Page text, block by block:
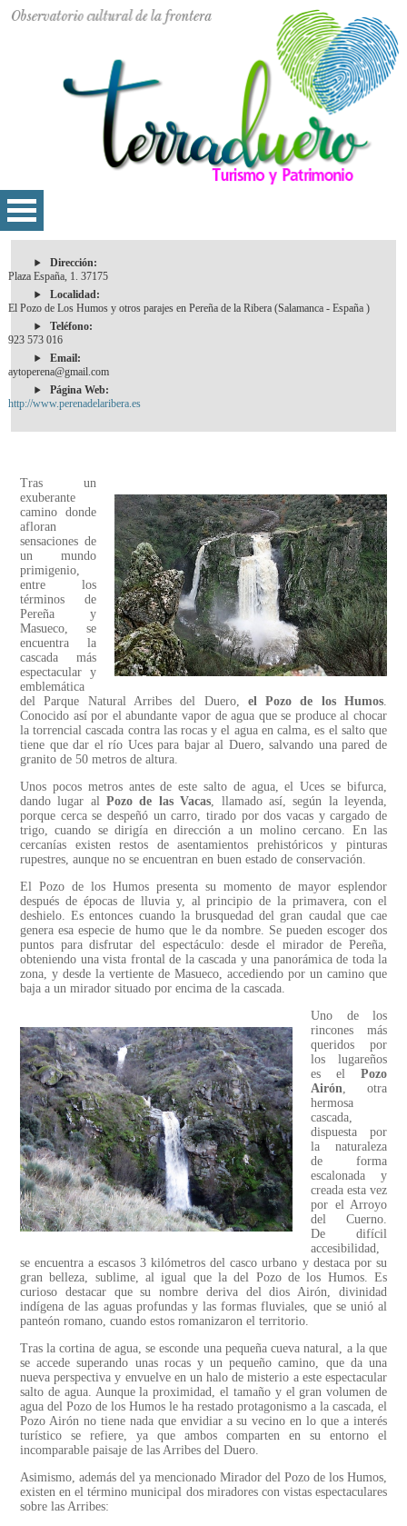
Dirección:
Plaza España, 1. 37175
Localidad:
El Pozo de Los Humos y otros parajes en Pereña de la Ribera (Salamanca - España )
Teléfono:
923 573 016
Email:
aytoperena@gmail.com
Página Web:
http://www.perenadelaribera.es
Tras un
exuberante
camino donde
afloran
sensaciones de
un mundo
primigenio,
entre los
términos de
Pereña y
Masueco, se
encuentra la
cascada más
espectacular y
emblemática
del Parque Natural Arribes del Duero, el Pozo de los Humos.
Conocido así por el abundante vapor de agua que se produce al chocar
la torrencial cascada contra las rocas y el agua en calma, es el salto que
tiene que dar el río Uces para bajar al Duero, salvando una pared de
granito de 50 metros de altura.
Unos pocos metros antes de este salto de agua, el Uces se bifurca,
dando lugar alPozo de las Vacas, llamado así, según la leyenda,
porque cerca se despeñó un carro, tirado por dos vacas y cargado de
trigo, cuando se dirigía en dirección a un molino cercano. En las
cercanías existen restos de asentamientos prehistóricos y pinturas
rupestres, aunque no se encuentran en buen estado de conservación.
El Pozo de los Humos presenta su momento de mayor esplendor
después de épocas de lluvia y, al principio de la primavera, con el
deshielo. Es entonces cuando la brusquedad del gran caudal que cae
genera esa especie de humo que le da nombre. Se pueden escoger dos
puntos para disfrutar del espectáculo: desde el mirador de Pereña,
obteniendo una vista frontal de la cascada y una panorámica de toda la
zona, y desde la vertiente de Masueco, accediendo por un camino que
baja a un mirador situado por encima de la cascada.
Uno de los
rincones más
queridos por
los lugareños
es el Pozo
Airón, otra
hermosa
cascada,
dispuesta por
la naturaleza
de forma
escalonada y
creada esta vez
por el Arroyo
del Cuerno.
De difícil
accesibilidad,
se encuentra a escasos 3 kilómetros del casco urbano y destaca por su
gran belleza, sublime, al igual que la del Pozo de los Humos. Es
curioso destacar que su nombre deriva del dios Airón, divinidad
indígena de las aguas profundas y las formas fluviales, que se unió al
panteón romano, cuando estos romanizaron el territorio.
Tras la cortina de agua, se esconde una pequeña cueva natural, a la que
se accede superando unas rocas y un pequeño camino, que da una
nueva perspectiva y envuelve en un halo de misterio a este espectacular
salto de agua. Aunque la proximidad, el tamaño y el gran volumen de
agua del Pozo de los Humos le ha restado protagonismo a la cascada, el
Pozo Airón no tiene nada que envidiar a su vecino en lo que a interés
turístico se refiere, ya que ambos comparten en su entorno el
incomparable paisaje de las Arribes del Duero.
Asimismo, además del ya mencionado Mirador del Pozo de los Humos,
existen en el término municipal dos miradores con vistas espectaculares
sobre las Arribes: